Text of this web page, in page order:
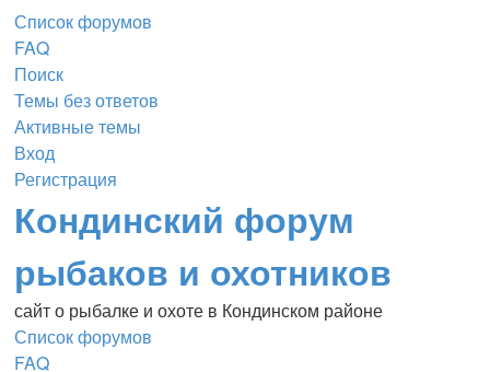
Список форумов
FAQ
Поиск
Темы без ответов
Активные темы
Вход
Регистрация
Кондинский форум
рыбаков и охотников
сайт о рыбалке и охоте в Кондинском районе
Список форумов
FAQ